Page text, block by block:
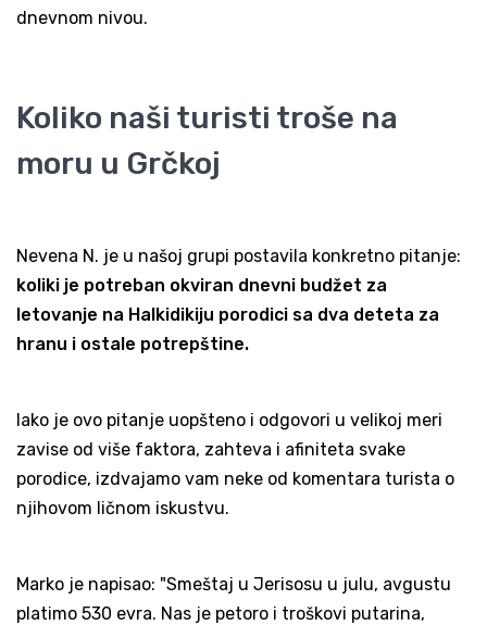
dnevnom nivou.
Koliko naši turisti troše na
moru u Grčkoj
Nevena N. je u našoj grupi postavila konkretno pitanje:
koliki je potreban okviran dnevni budžet za
letovanje na Halkidikiju porodici sa dva deteta za
hranu i ostale potrepštine.
Iako je ovo pitanje uopšteno i odgovori u velikoj meri
zavise od više faktora, zahteva i afiniteta svake
porodice, izdvajamo vam neke od komentara turista o
njihovom ličnom iskustvu.
Marko je napisao: "Smeštaj u Jerisosu u julu, avgustu
platimo 530 evra. Nas je petoro i troškovi putarina,